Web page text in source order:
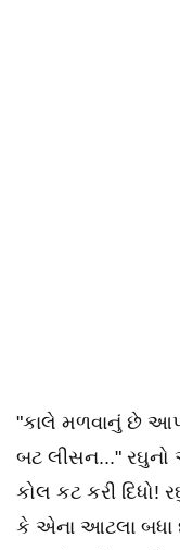
"કાલે મળવાનું છે
બટ લીસન..." રઘુનો
કોલ કટ કરી દિધો!
કે એના આટલા બધા